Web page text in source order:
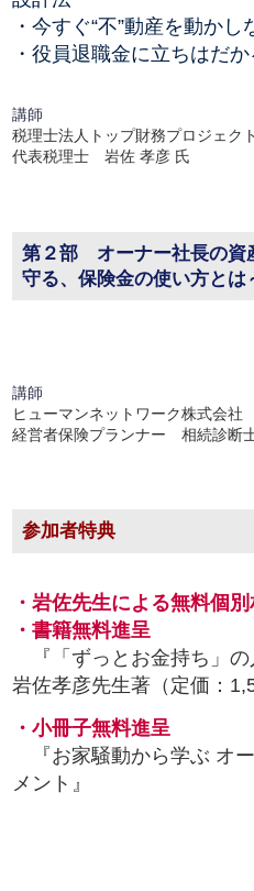
・今すぐ“不”動産を動かし
・役員退職金に立ちはだ
講師
税理士法人トップ財務プロジェクト
代表税理士 岩佐 孝彦 氏
第２部 オーナー社長の
守る、保険金の使い方とは
講師
ヒューマンネットワーク株式会社
経営者保険プランナー 相続診断
参加者特典
・岩佐先生による無料個
・書籍無料進呈
『「ずっとお金持ち」の
岩佐孝彦先生著（定価：
・小冊子無料進呈
『お家騒動から学ぶ オ
メント』